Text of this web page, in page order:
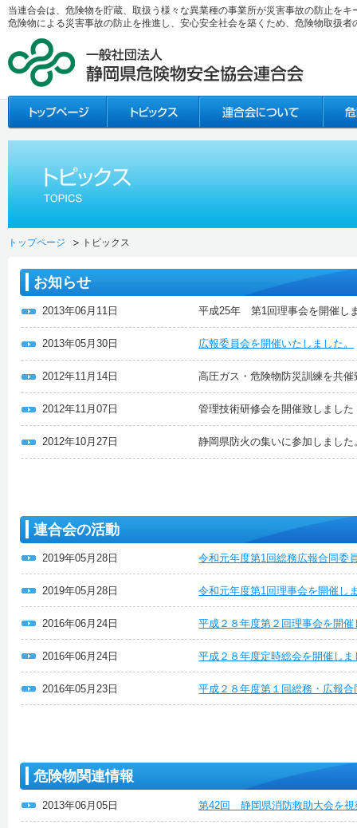
当連合会は、危険物を貯蔵、取扱う様々な異業種の事業所が災害事故の防止を
危険物による災害事故の防止を推進し、安心安全社会を築くため、危険物取扱
トップページ トピックス
お知らせ
2013年06月11日 平成25年 第1回理事会を開催し
2013年05月30日 広報委員会を開催いたしました。
2012年11月14日 高圧ガス・危険物防災訓練を共
2012年11月07日 管理技術研修会を開催致しました
2012年10月27日 静岡県防火の集いに参加しました
連合会の活動
2019年05月28日 令和元年度第1回総務広報合同委
2019年05月28日 令和元年度第1回理事会を開催し
2016年06月24日 平成２８年度第２回理事会を開催
2016年06月24日 平成２８年度定時総会を開催しま
2016年05月23日 平成２８年度第１回総務・広報
危険物関連情報
2013年06月05日 第42回 静岡県消防救助大会を視